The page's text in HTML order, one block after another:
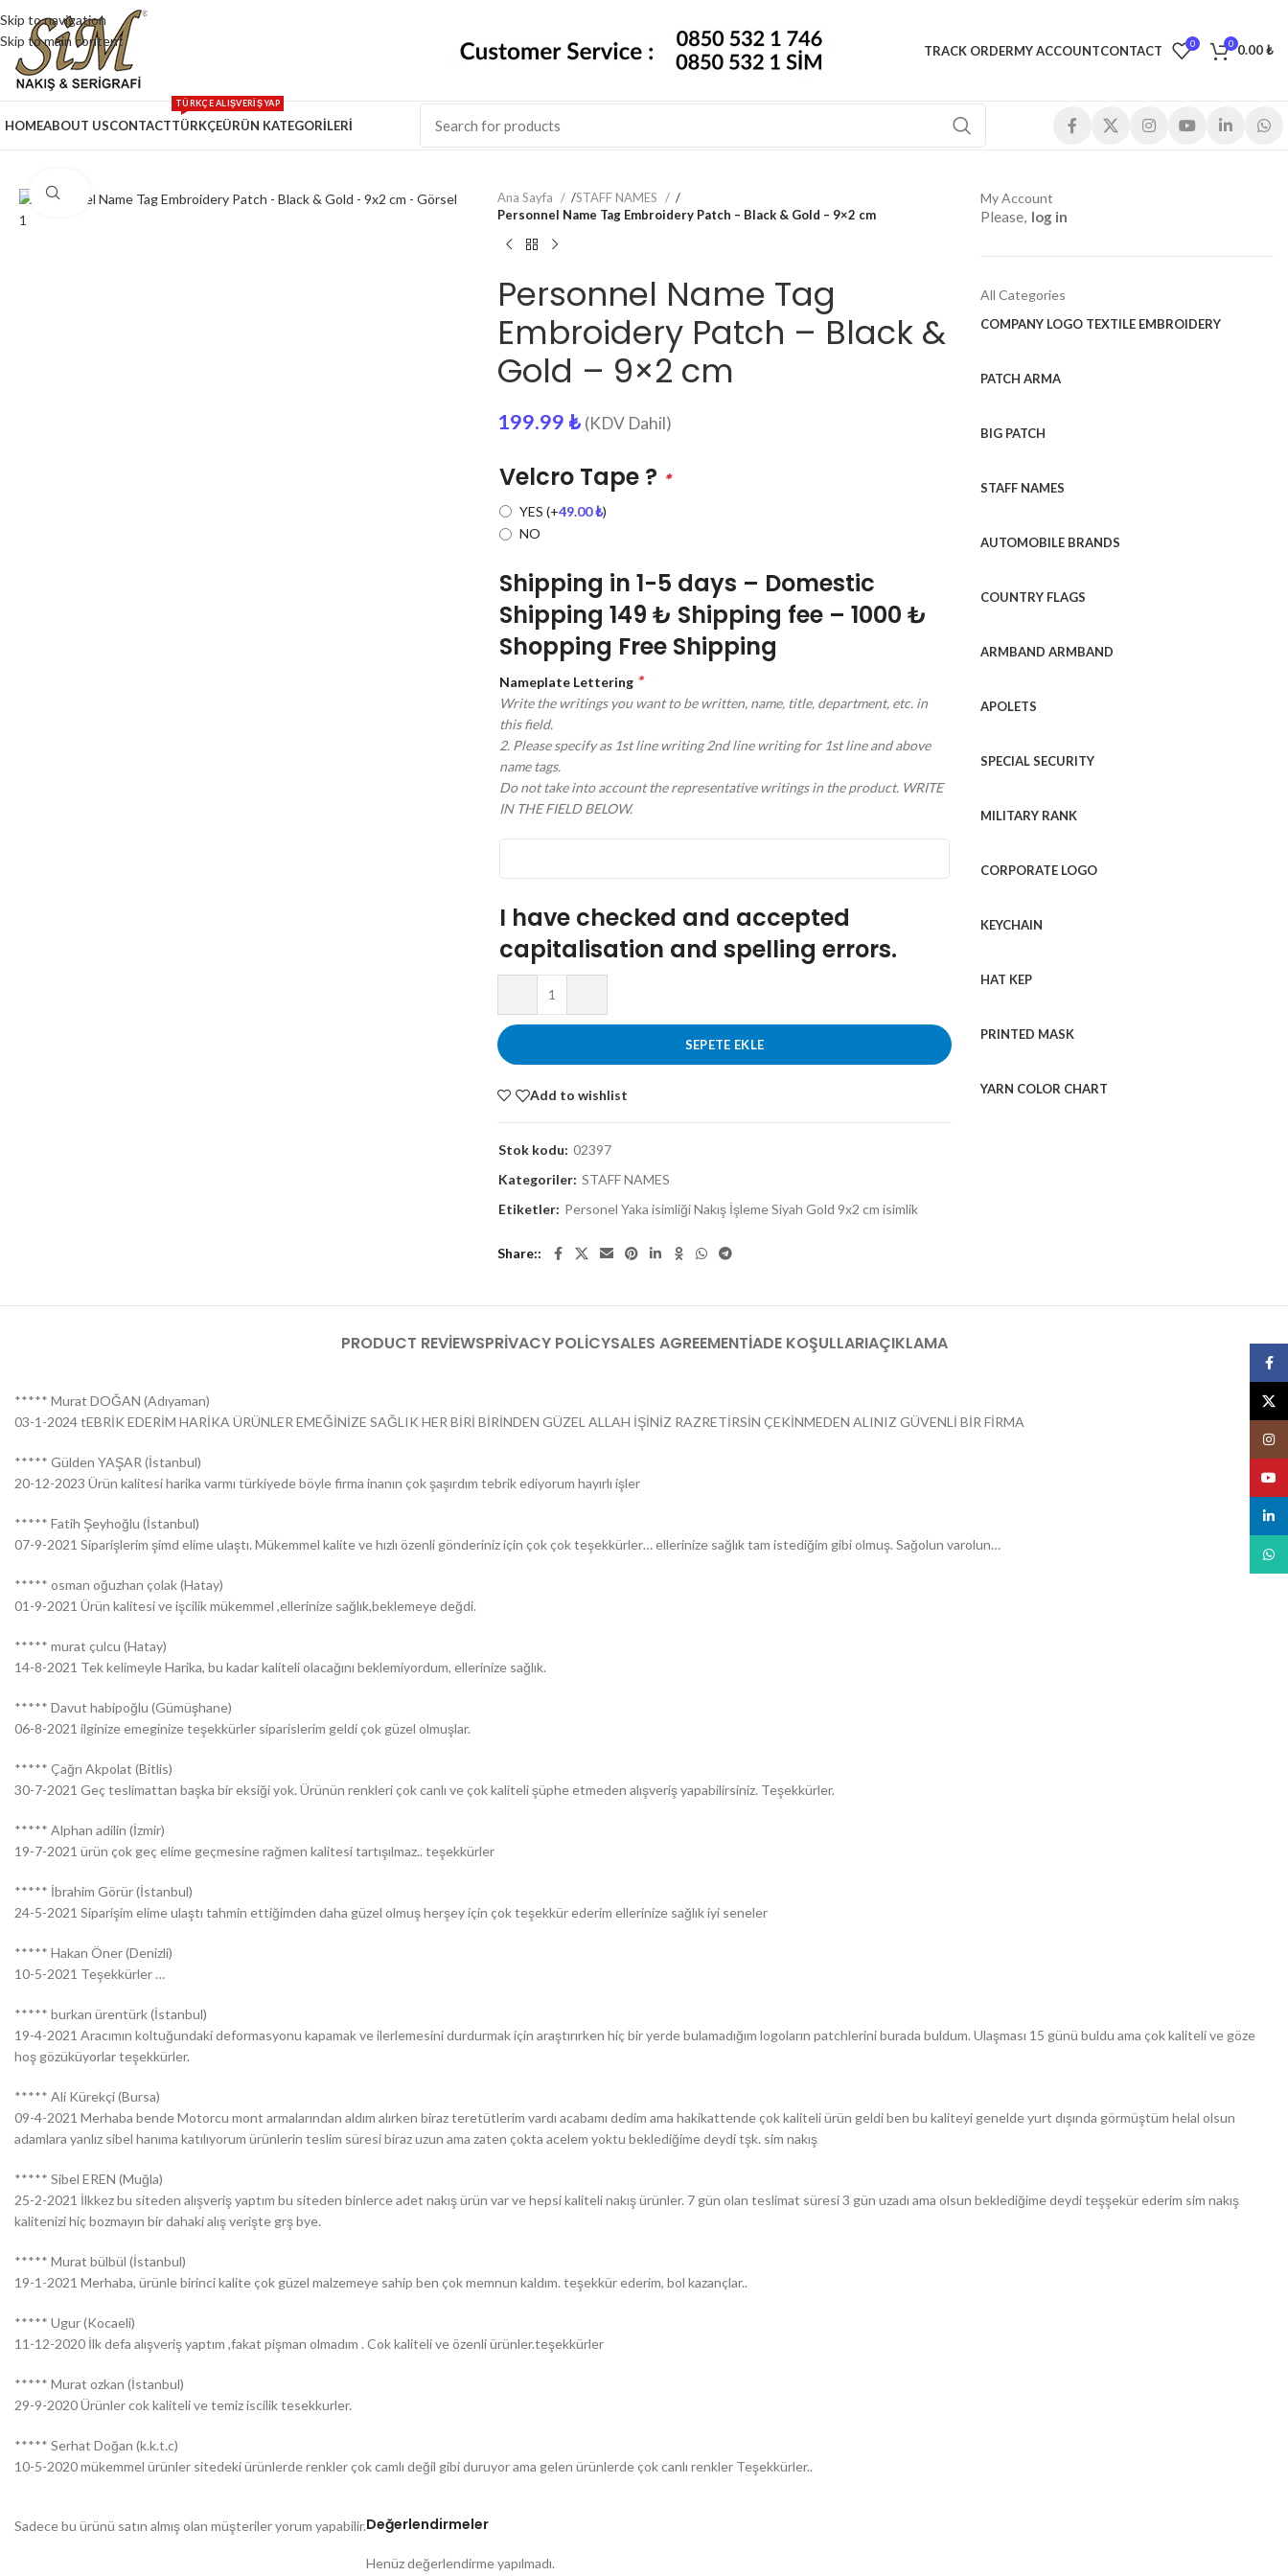
Skip to navigation
Skip to main content
TRACK ORDERMY ACCOUNTCONTACT 0 0 0.00₺
HOMEABOUT USCONTACTTÜRKÇE
TÜRKÇE ALIŞVERİŞ YAP
ÜRÜN KATEGORİLERİ
Click to enlarge Ana Sayfa /STAFF NAMES
/
Personnel Name Tag Embroidery Patch – Black & Gold – 9×2 cm
Personnel Name Tag
Embroidery Patch – Black &
Gold – 9×2 cm
199.99 ₺ (KDV Dahil)
Velcro Tape ? *
YES (+49.00₺)
NO
Shipping in 1-5 days – Domestic
Shipping 149 ₺ Shipping fee – 1000 ₺
Shopping Free Shipping
Nameplate Lettering *
Write the writings you want to be written, name, title, department, etc. in
this field.
2. Please specify as 1st line writing 2nd line writing for 1st line and above
name tags.
Do not take into account the representative writings in the product. WRITE
IN THE FIELD BELOW.
I have checked and accepted
capitalisation and spelling errors.
SEPETE EKLE
Add to wishlist
Stok kodu: 02397
Kategoriler: STAFF NAMES
Etiketler: Personel Yaka isimliği Nakış İşleme Siyah Gold 9x2 cm isimlik
Share:
My Account
Please, log in
All Categories
COMPANY LOGO TEXTILE EMBROIDERY
PATCH ARMA
BIG PATCH
STAFF NAMES
AUTOMOBILE BRANDS
COUNTRY FLAGS
ARMBAND ARMBAND
APOLETS
SPECIAL SECURITY
MILITARY RANK
CORPORATE LOGO
KEYCHAIN
HAT KEP
PRINTED MASK
YARN COLOR CHART
PRODUCT REVIEWSPRIVACY POLICYSALES AGREEMENTİADE KOŞULLARIAÇIKLAMA
***** Murat DOĞAN (Adıyaman)
03-1-2024 tEBRİK EDERİM HARİKA ÜRÜNLER EMEĞİNİZE SAĞLIK HER BİRİ BİRİNDEN GÜZEL ALLAH İŞİNİZ RAZRETİRSİN ÇEKİNMEDEN ALINIZ GÜVENLİ BİR FİRMA
***** Gülden YAŞAR (İstanbul)
20-12-2023 Ürün kalitesi harika varmı türkiyede böyle firma inanın çok şaşırdım tebrik ediyorum hayırlı işler
***** Fatih Şeyhoğlu (İstanbul)
07-9-2021 Siparişlerim şimd elime ulaştı. Mükemmel kalite ve hızlı özenli gönderiniz için çok çok teşekkürler… ellerinize sağlık tam istediğim gibi olmuş. Sağolun varolun…
***** osman oğuzhan çolak (Hatay)
01-9-2021 Ürün kalitesi ve işcilik mükemmel ,ellerinize sağlık,beklemeye değdi.
***** murat çulcu (Hatay)
14-8-2021 Tek kelimeyle Harika, bu kadar kaliteli olacağını beklemiyordum, ellerinize sağlık.
***** Davut habipoğlu (Gümüşhane)
06-8-2021 ilginize emeginize teşekkürler siparislerim geldi çok güzel olmuşlar.
***** Çağrı Akpolat (Bitlis)
30-7-2021 Geç teslimattan başka bir eksiği yok. Ürünün renkleri çok canlı ve çok kaliteli şüphe etmeden alışveriş yapabilirsiniz. Teşekkürler.
***** Alphan adilin (İzmir)
19-7-2021 ürün çok geç elime geçmesine rağmen kalitesi tartışılmaz.. teşekkürler
***** İbrahim Görür (İstanbul)
24-5-2021 Siparişim elime ulaştı tahmin ettiğimden daha güzel olmuş herşey için çok teşekkür ederim ellerinize sağlık iyi seneler
***** Hakan Öner (Denizli)
10-5-2021 Teşekkürler …
***** burkan ürentürk (İstanbul)
19-4-2021 Aracımın koltuğundaki deformasyonu kapamak ve ilerlemesini durdurmak için araştırırken hiç bir yerde bulamadığım logoların patchlerini burada buldum. Ulaşması 15 günü buldu ama çok kaliteli ve göze
hoş gözüküyorlar teşekkürler.
***** Ali Kürekçi (Bursa)
09-4-2021 Merhaba bende Motorcu mont armalarından aldım alırken biraz teretütlerim vardı acabamı dedim ama hakikattende çok kaliteli ürün geldi ben bu kaliteyi genelde yurt dışında görmüştüm helal olsun
adamlara yanlız sibel hanıma katılıyorum ürünlerin teslim süresi biraz uzun ama zaten çokta acelem yoktu beklediğime deydi tşk. sim nakış
***** Sibel EREN (Muğla)
25-2-2021 İlkkez bu siteden alışveriş yaptım bu siteden binlerce adet nakış ürün var ve hepsi kaliteli nakış ürünler. 7 gün olan teslimat süresi 3 gün uzadı ama olsun beklediğime deydi teşşekür ederim sim nakış
kalitenizi hiç bozmayın bir dahaki alış verişte grş bye.
***** Murat bülbül (İstanbul)
19-1-2021 Merhaba, ürünle birinci kalite çok güzel malzemeye sahip ben çok memnun kaldım. teşekkür ederim, bol kazançlar..
***** Ugur (Kocaeli)
11-12-2020 İlk defa alışveriş yaptım ,fakat pişman olmadım . Cok kaliteli ve özenli ürünler.teşekkürler
***** Murat ozkan (İstanbul)
29-9-2020 Ürünler cok kaliteli ve temiz iscilik tesekkurler.
***** Serhat Doğan (k.k.t.c)
10-5-2020 mükemmel ürünler sitedeki ürünlerde renkler çok camlı değil gibi duruyor ama gelen ürünlerde çok canlı renkler Teşekkürler..
Değerlendirmeler
Henüz değerlendirme yapılmadı.
Sadece bu ürünü satın almış olan müşteriler yorum yapabilir.